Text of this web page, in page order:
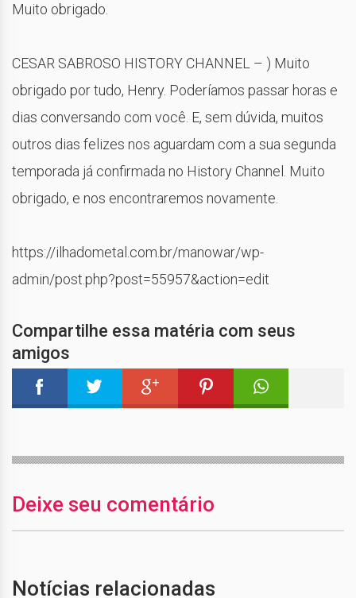
Muito obrigado.
CESAR SABROSO HISTORY CHANNEL – ) Muito
obrigado por tudo, Henry. Poderíamos passar horas e
dias conversando com você. E, sem dúvida, muitos
outros dias felizes nos aguardam com a sua segunda
temporada já confirmada no History Channel. Muito
obrigado, e nos encontraremos novamente.
https://ilhadometal.com.br/manowar/wp-
admin/post.php?post=55957&action=edit
Compartilhe essa matéria com seus
amigos
Deixe seu comentário
Notícias relacionadas